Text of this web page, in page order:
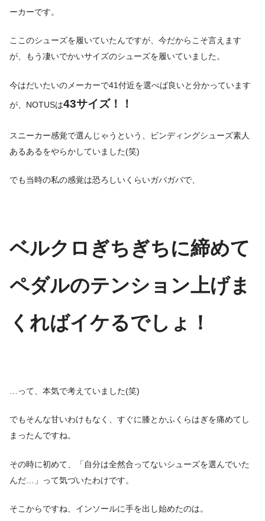
ーカーです。
ここのシューズを履いていたんですが、今だからこそ言えます
が、もう凄いでかいサイズのシューズを履いていました。
今はだいたいのメーカーで41付近を選べば良いと分かっています
が、NOTUSは43サイズ！！
スニーカー感覚で選んじゃうという、ビンディングシューズ素人
あるあるをやらかしていました(笑)
でも当時の私の感覚は恐ろしいくらいガバガバで、
ベルクロぎちぎちに締めて
ペダルのテンション上げま
くればイケるでしょ！
…って、本気で考えていました(笑)
でもそんな甘いわけもなく、すぐに膝とかふくらはぎを痛めてし
まったんですね。
その時に初めて、「自分は全然合ってないシューズを選んでいた
んだ…」って気づいたわけです。
そこからですね、インソールに手を出し始めたのは。